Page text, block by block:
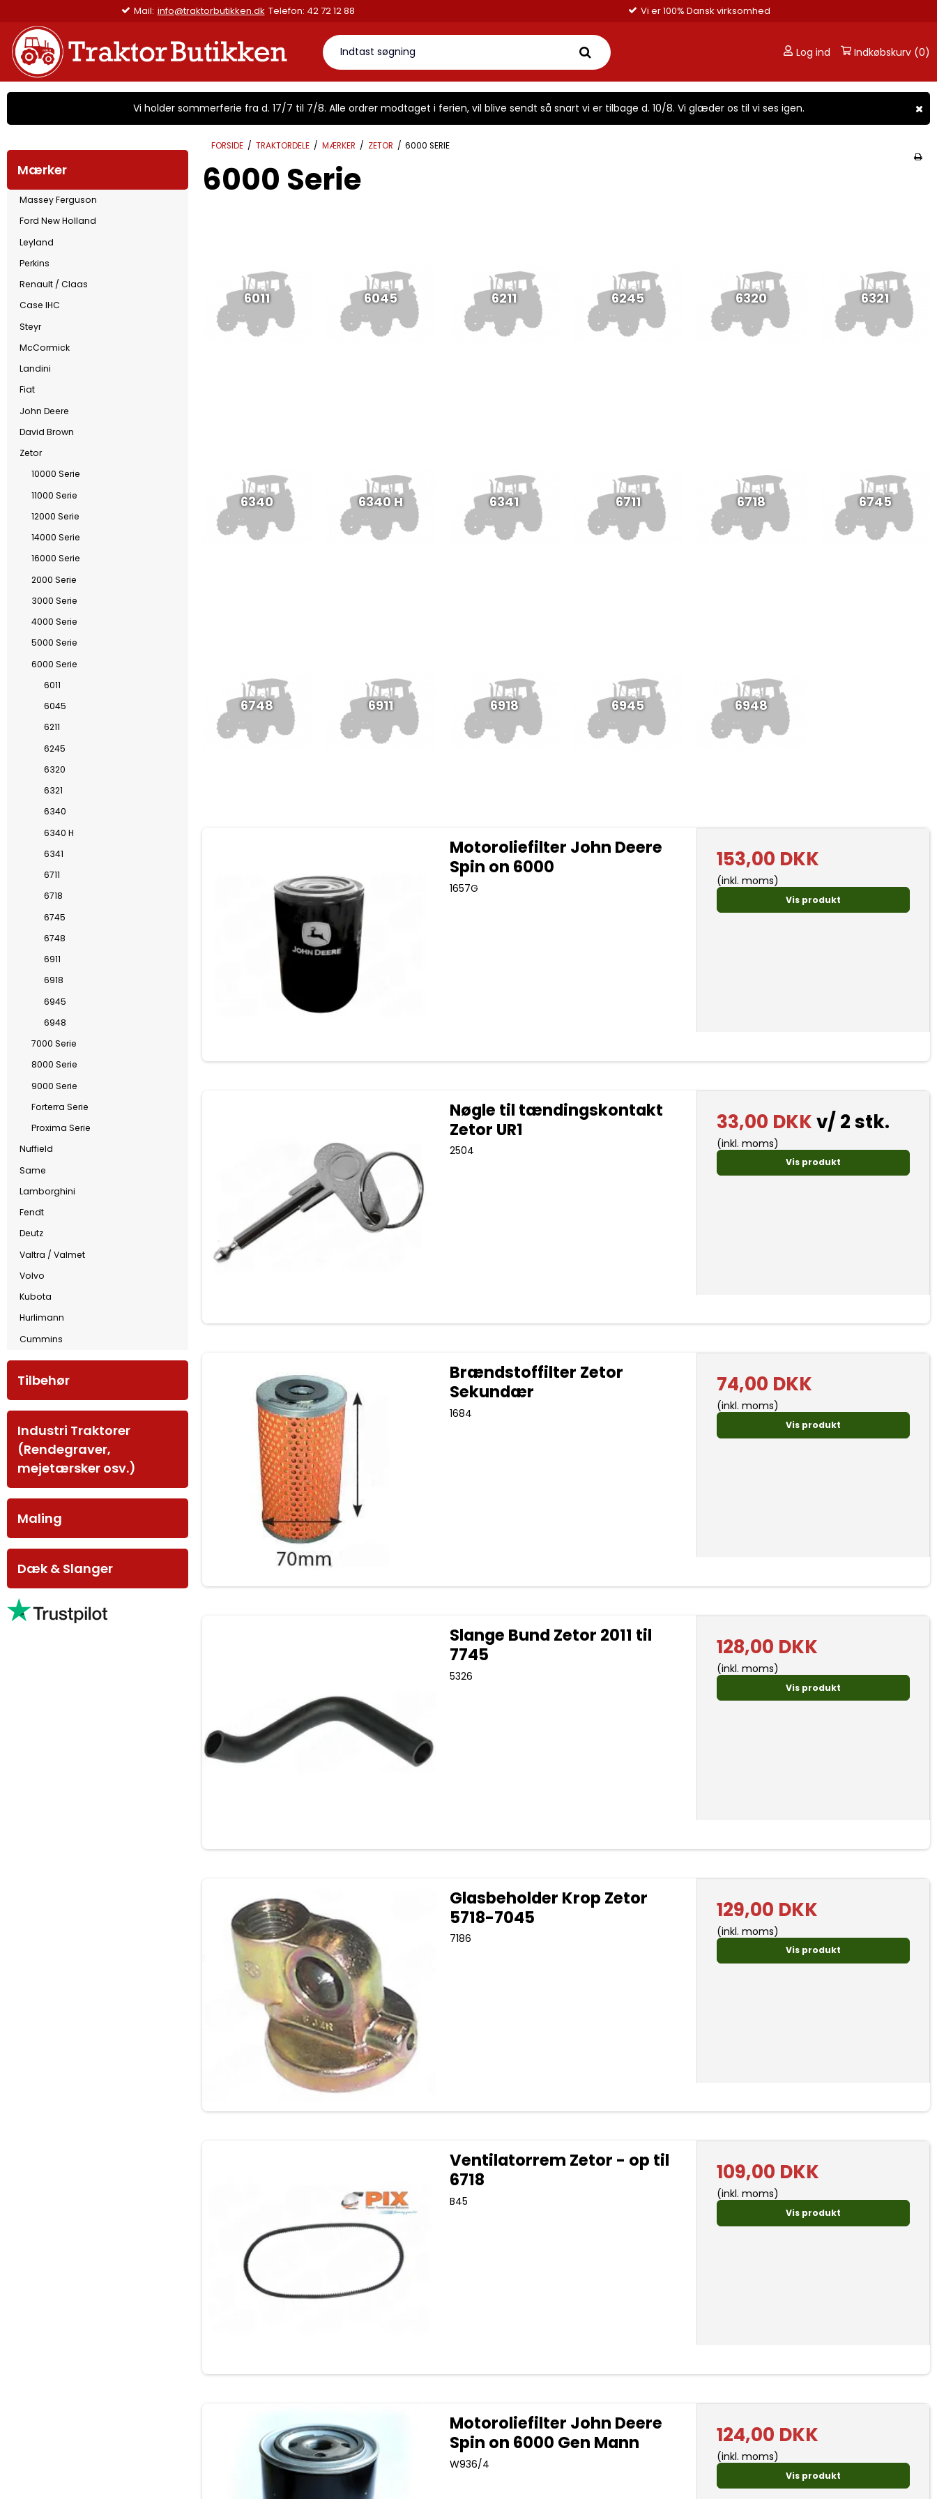
Mail: info@traktorbutikken.dk Telefon: 42 72 12 88 Vi er 100% Dansk virksomhed
Log ind Indkøbskurv (0)
Vi holder sommerferie fra d. 17/7 til 7/8. Alle ordrer modtaget i ferien, vil blive sendt så snart vi er tilbage d. 10/8. Vi glæder os til vi ses igen.
Mærker
Massey Ferguson
Ford New Holland
Leyland
Perkins
Renault / Claas
Case IHC
Steyr
McCormick
Landini
Fiat
John Deere
David Brown
Zetor
10000 Serie
11000 Serie
12000 Serie
14000 Serie
16000 Serie
2000 Serie
3000 Serie
4000 Serie
5000 Serie
6000 Serie
6011
6045
6211
6245
6320
6321
6340
6340 H
6341
6711
6718
6745
6748
6911
6918
6945
6948
7000 Serie
8000 Serie
9000 Serie
Forterra Serie
Proxima Serie
Nuffield
Same
Lamborghini
Fendt
Deutz
Valtra / Valmet
Volvo
Kubota
Hurlimann
Cummins
Tilbehør
Industri Traktorer
(Rendegraver,
mejetærsker osv.)
Maling
Dæk & Slanger
FORSIDE / TRAKTORDELE / MÆRKER / ZETOR / 6000 SERIE
6000 Serie
6011 6045 6211 6245 6320 6321
6340 6340 H 6341 6711 6718 6745
6748 6911 6918 6945 6948
Motoroliefilter John Deere
Spin on 6000
1657G
153,00 DKK
(inkl. moms)
Vis produkt
Nøgle til tændingskontakt
Zetor UR1
2504
33,00 DKKv/ 2 stk.
(inkl. moms)
Vis produkt
Brændstoffilter Zetor
Sekundær
1684
74,00 DKK
(inkl. moms)
Vis produkt
Slange Bund Zetor 2011 til
7745
5326
128,00 DKK
(inkl. moms)
Vis produkt
Glasbeholder Krop Zetor
5718-7045
7186
129,00 DKK
(inkl. moms)
Vis produkt
Ventilatorrem Zetor - op til
6718
B45
109,00 DKK
(inkl. moms)
Vis produkt
Motoroliefilter John Deere
Spin on 6000 Gen Mann
W936/4
124,00 DKK
(inkl. moms)
Vis produkt